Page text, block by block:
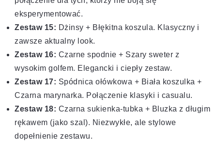
eksperymentować.
Zestaw 15: Dżinsy + Błękitna koszula. Klasyczny i
zawsze aktualny look.
Zestaw 16: Czarne spodnie + Szary sweter z
wysokim golfem. Elegancki i ciepły zestaw.
Zestaw 17: Spódnica ołówkowa + Biała koszulka +
Czarna marynarka. Połączenie klasyki i casualu.
Zestaw 18: Czarna sukienka-tubka + Bluzka z długim
rękawem (jako szal). Niezwykłe, ale stylowe
dopełnienie zestawu.